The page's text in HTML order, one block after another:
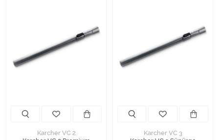
Karcher VC 2
Karcher VC 3